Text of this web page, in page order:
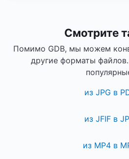
Смотрите
Помимо GDB, мы можем
другие форматы
из JPG в
из JFIF в
из MP4 в